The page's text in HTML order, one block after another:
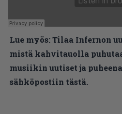
Lue myös:Tilaa Infernon
mistä kahvitauolla
musiikin uutiset ja
sähköpostiin tästä.